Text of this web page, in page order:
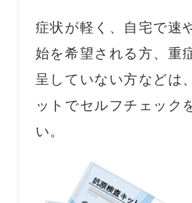
症状が軽く、自宅で速
始を希望される方、重
呈していない方などは
ットでセルフチェック
い。